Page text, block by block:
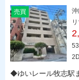
売買
◆ゆいレール牧志駅